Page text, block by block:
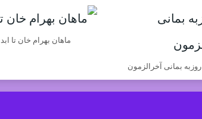
روزبه بمانی آخرالزمون
ماهان بهرام خان تا ابد